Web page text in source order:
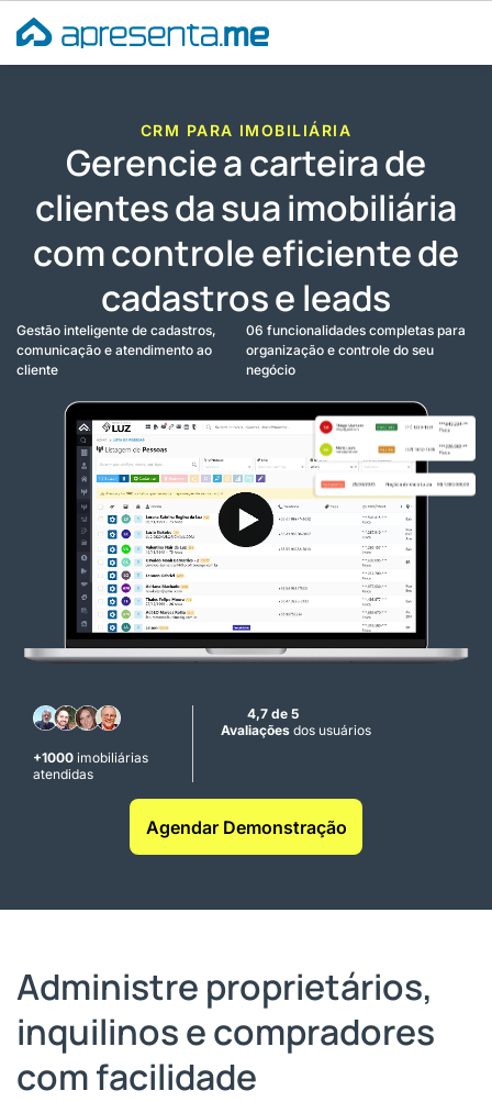
para
o
CRM PARA IMOBILIÁRIA
Gerencie a carteira de
clientes da sua imobiliária
com controle eficiente de
cadastros e leads
06 funcionalidades completas para
organização e controle do seu
negócio
Gestão inteligente de cadastros,
comunicação e atendimento ao
cliente
+1000 imobiliárias
atendidas
4,7 de 5
Avaliações dos usuários
Agendar Demonstração
Administre proprietários,
inquilinos e compradores
com facilidade